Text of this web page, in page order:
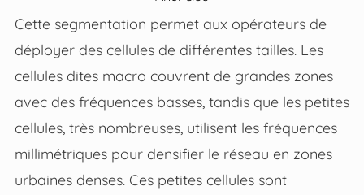
Cette segmentation permet aux opérateurs de
déployer des cellules de différentes tailles. Les
cellules dites macro couvrent de grandes zones
avec des fréquences basses, tandis que les petites
cellules, très nombreuses, utilisent les fréquences
millimétriques pour densifier le réseau en zones
urbaines denses. Ces petites cellules sont